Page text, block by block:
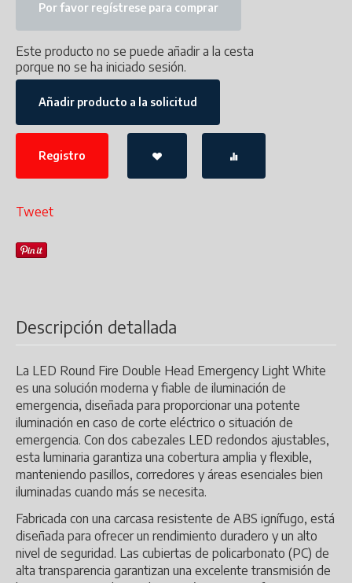
Por favor regístrese para comprar
Este producto no se puede añadir a la cesta
porque no se ha iniciado sesión.
Añadir producto a la solicitud
Registro
Tweet
Descripción detallada
La LED Round Fire Double Head Emergency Light White
es una solución moderna y fiable de iluminación de
emergencia, diseñada para proporcionar una potente
iluminación en caso de corte eléctrico o situación de
emergencia. Con dos cabezales LED redondos ajustables,
esta luminaria garantiza una cobertura amplia y flexible,
manteniendo pasillos, corredores y áreas esenciales bien
iluminadas cuando más se necesita.
Fabricada con una carcasa resistente de ABS ignífugo, está
diseñada para ofrecer un rendimiento duradero y un alto
nivel de seguridad. Las cubiertas de policarbonato (PC) de
alta transparencia garantizan una excelente transmisión de